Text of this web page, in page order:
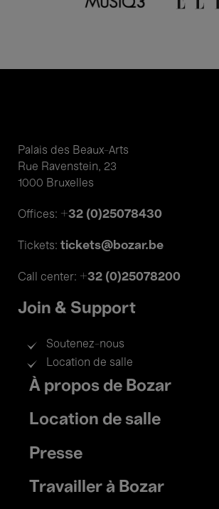
Palais des Beaux-Arts
Rue Ravenstein, 23
1000 Bruxelles
Offices: +32 (0)25078430
Tickets: tickets@bozar.be
Call center: +32 (0)25078200
Join & Support
Soutenez-nous
Location de salle
Footer
menu
À propos de Bozar
Location de salle
Presse
Travailler à Bozar